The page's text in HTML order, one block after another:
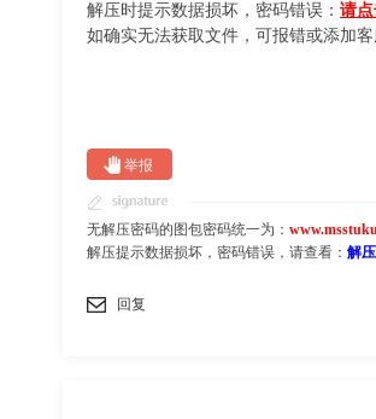
解压时提示数据损坏，密码错误： 请
如确实无法获取文件，可报错或添加
举报
无解压密码的图包密码统一为：
解压提示数据损坏，密码错误，请查看： 解
回复